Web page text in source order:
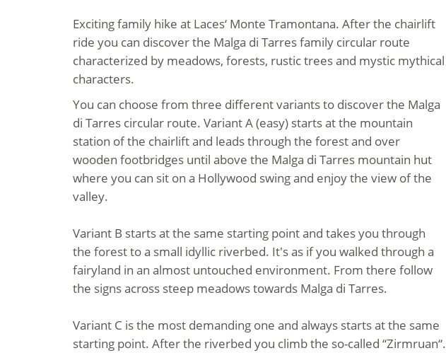
Exciting family hike at Laces‘ Monte Tramontana. After the chairlift
ride you can discover the Malga di Tarres family circular route
characterized by meadows, forests, rustic trees and mystic mythical
characters.
You can choose from three different variants to discover the Malga
di Tarres circular route. Variant A (easy) starts at the mountain
station of the chairlift and leads through the forest and over
wooden footbridges until above the Malga di Tarres mountain hut
where you can sit on a Hollywood swing and enjoy the view of the
valley.
Variant B starts at the same starting point and takes you through
the forest to a small idyllic riverbed. It's as if you walked through a
fairyland in an almost untouched environment. From there follow
the signs across steep meadows towards Malga di Tarres.
Variant C is the most demanding one and always starts at the same
starting point. After the riverbed you climb the so-called “Zirmruan“.